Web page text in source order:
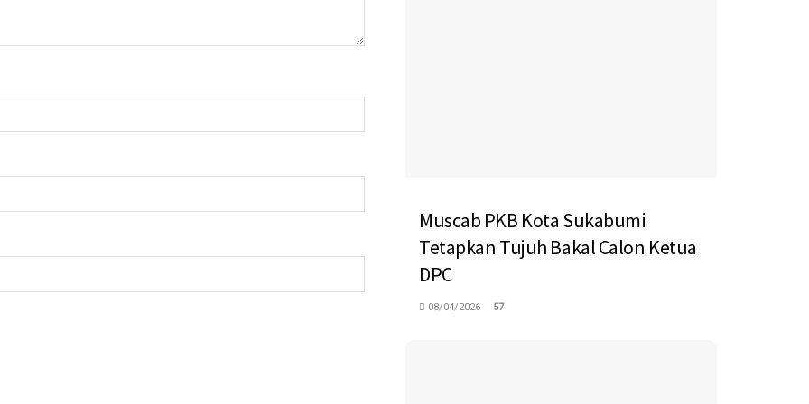
Muscab PKB Kota Sukabumi
Tetapkan Tujuh Bakal Calon Ketua
DPC
08/04/2026 57